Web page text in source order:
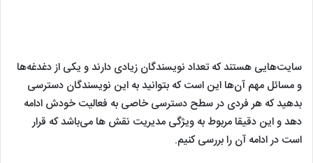
سایت‌هایی هستند که تعداد نویسندگان زیادی دارند و یکی از دغدغه‌ها
و مسائل مهم آن‌ها این است که بتوانید به این نویسندگان دسترسی
بدهید که هر فردی در سطح دسترسی خاصی به فعالیت خودش ادامه
دهد و این دقیقا مربوط به ویژگی مدیریت نقش ها می‌باشد که قرار
است در ادامه آن را بررسی کنیم.